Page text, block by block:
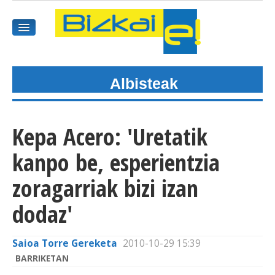
GAIAK
AGENDEA
KOMUNITATEA
BIDEOAK
Albisteak
Kepa Acero: 'Uretatik
kanpo be, esperientzia
zoragarriak bizi izan
dodaz'
Saioa Torre Gereketa 2010-10-29 15:39
BARRIKETAN